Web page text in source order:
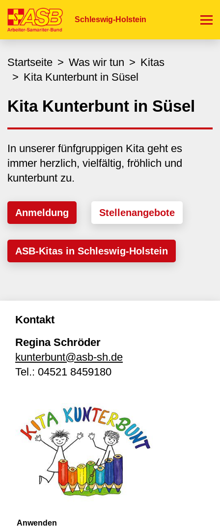
zum
Schleswig-Holstein
Startseite Was wir tun
Kitas
Kita Kunterbunt in Süsel
Kita Kunterbunt in Süsel
In unserer fünfgruppigen Kita geht es
immer herzlich, vielfältig, fröhlich und
kunterbunt zu.
Anmeldung Stellenangebote
ASB-Kitas in Schleswig-Holstein
Kontakt
Regina Schröder
kunterbunt@asb-sh.de
Tel.: 04521 8459180